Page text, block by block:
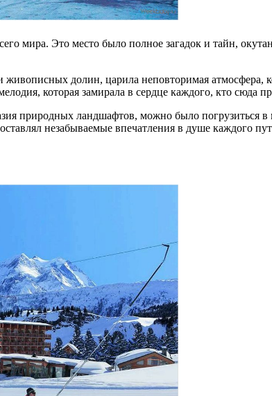
мира. Это место было полное загадок и тайн,
долин, царила неповторимая атмосфера,
которая замирала в сердце каждого, кто сюда
природных ландшафтов, можно было погрузиться
незабываемые впечатления в душе каждого